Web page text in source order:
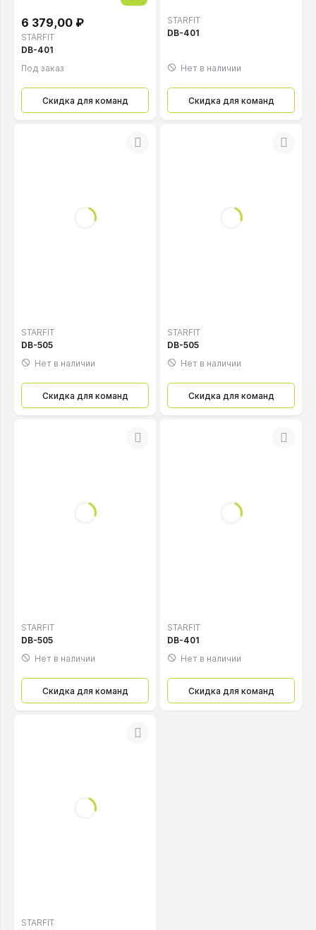
STARFIT
6 379,00 ₽
DB-401
Под заказ
Скидка для команд
STARFIT
DB-401
Нет в наличии
Скидка для команд
STARFIT
DB-505
Нет в наличии
Скидка для команд
STARFIT
DB-505
Нет в наличии
Скидка для команд
STARFIT
DB-505
Нет в наличии
Скидка для команд
STARFIT
DB-401
Нет в наличии
Скидка для команд
STARFIT